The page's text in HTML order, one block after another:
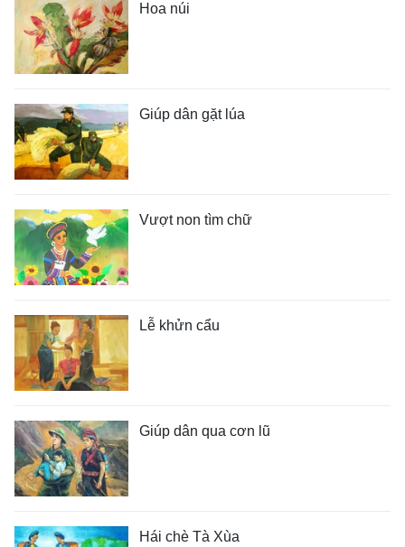
Hoa núi
Giúp dân gặt lúa
Vượt non tìm chữ
Lễ khửn cẩu
Giúp dân qua cơn lũ
Hái chè Tà Xùa